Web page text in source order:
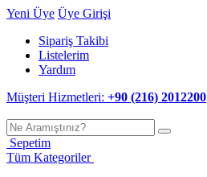
Yeni Üye Üye Girişi
Sipariş Takibi
Listelerim
Yardım
Müşteri Hizmetleri: +90 (216) 2012200
Sepetim
Tüm Kategoriler